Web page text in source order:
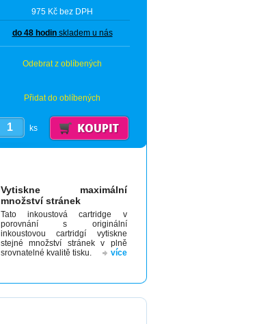
975 Kč bez DPH
do 48 hodinskladem u nás
Odebrat z oblíbených
Přidat do oblíbených
ks
Vytiskne maximální
množství stránek
Tato inkoustová cartridge v
porovnání s originální
inkoustovou cartridgí vytiskne
stejné množství stránek v plně
srovnatelné kvalitě tisku.
více